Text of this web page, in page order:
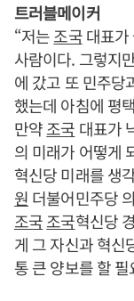
트러블메이커
“저는조국대표가
사람이다. 그렇지
에 갔고 또 민주당
했는데 아침에 평
만약조국 대표가
의 미래가 어떻게
혁신당 미래를 생
원 더불어민주당
조국조국혁신당
게 그 자신과 혁신
통 큰 양보를 할